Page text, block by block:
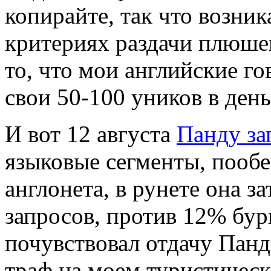
копирайте, так что
критериях раздачи
то, что мои английские
свои 50-100 уников в
И вот 12 августа Панду
языковые сегменты,
англонета, в рунете она
запросов, против 12%
почувствовал отдачу